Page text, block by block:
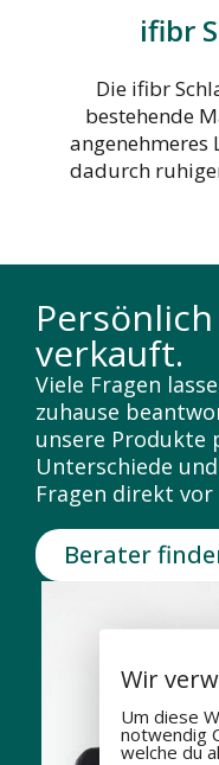
ifibr
Die ifibr
bestehende
angenehmeres
dadurch
verkauft.
Viele Fragen
zuhause
unsere Produkte
Unterschiede
Fragen direkt vor
Berater
Wir
Um diese
notwendig
welche du